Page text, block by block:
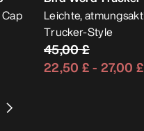
Leichte,
Trucker-Style
45,00 £
22,50 £- 27,00 £